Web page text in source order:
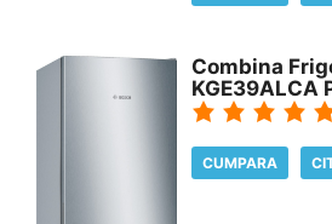
Combina
KGE39ALCA
CUMPARA